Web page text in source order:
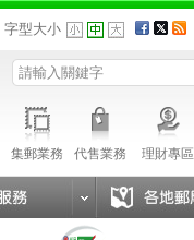
字型大小
集郵業務 代售業務 理財專區